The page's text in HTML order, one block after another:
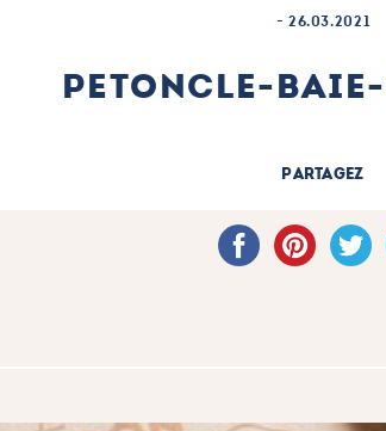
- 26.03.2021
PETONCLE-
PARTAGEZ